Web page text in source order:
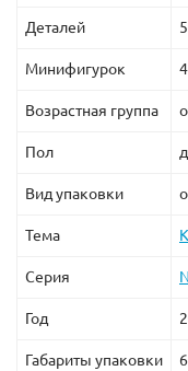
Деталей
Минифигурок 4
Возрастная группа
Пол
Вид упаковки
Тема
Серия
Год
Габариты упаковки